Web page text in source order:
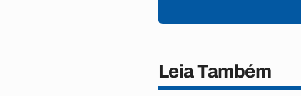
Leia Também